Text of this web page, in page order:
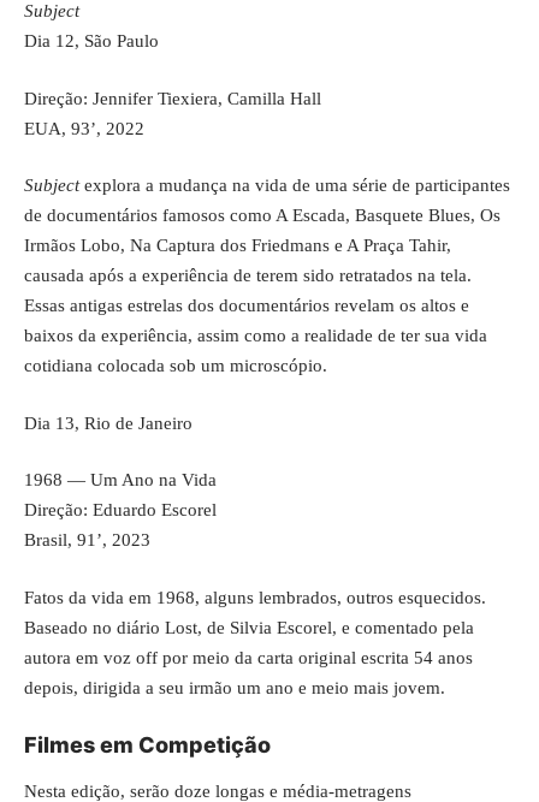
Subject
Dia 12, São Paulo
Direção: Jennifer Tiexiera, Camilla Hall
EUA, 93’, 2022
Subjectexplora a mudança na vida de uma série de participantes
de documentários famosos como A Escada, Basquete Blues, Os
Irmãos Lobo, Na Captura dos Friedmans e A Praça Tahir,
causada após a experiência de terem sido retratados na tela.
Essas antigas estrelas dos documentários revelam os altos e
baixos da experiência, assim como a realidade de ter sua vida
cotidiana colocada sob um microscópio.
Dia 13, Rio de Janeiro
1968 — Um Ano na Vida
Direção: Eduardo Escorel
Brasil, 91’, 2023
Fatos da vida em 1968, alguns lembrados, outros esquecidos.
Baseado no diário Lost, de Silvia Escorel, e comentado pela
autora em voz off por meio da carta original escrita 54 anos
depois, dirigida a seu irmão um ano e meio mais jovem.
Filmes em Competição
Nesta edição, serão doze longas e média-metragens